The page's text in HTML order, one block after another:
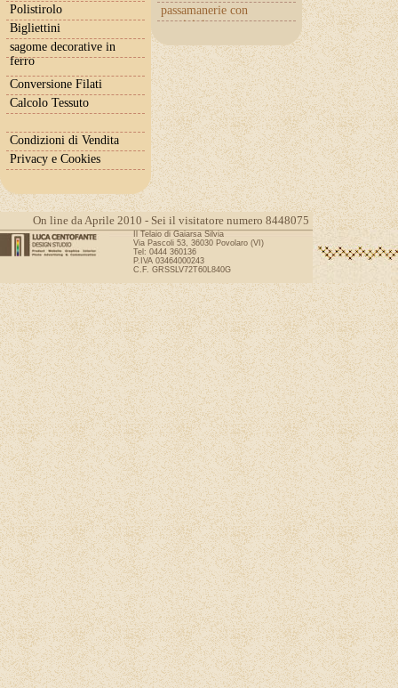
passamanerie con
cuoricini
Polistirolo
Bigliettini
sagome decorative in
ferro
Conversione Filati
Calcolo Tessuto
Condizioni di Vendita
Privacy e Cookies
On line da Aprile 2010 - Sei il visitatore numero 8448075
Il Telaio di Gaiarsa Silvia
Via Pascoli 53, 36030 Povolaro (VI)
Tel: 0444 360136
P.IVA 03464000243
C.F. GRSSLV72T60L840G